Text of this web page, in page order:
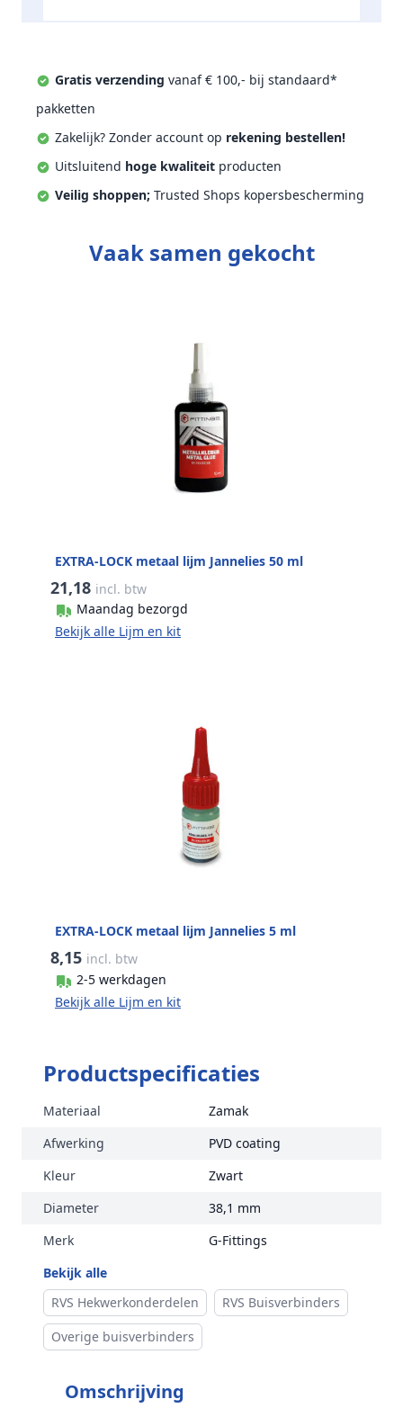
Gratis verzending vanaf € 100,- bij standaard*
pakketten
Zakelijk? Zonder account op rekening bestellen!
Uitsluitend hoge kwaliteit producten
Veilig shoppen; Trusted Shops kopersbescherming
Vaak samen gekocht
EXTRA-LOCK metaal lijm Jannelies 50 ml
21,18 incl. btw
Maandag bezorgd
Bekijk alle Lijm en kit
EXTRA-LOCK metaal lijm Jannelies 5 ml
8,15 incl. btw
2-5 werkdagen
Bekijk alle Lijm en kit
Productspecificaties
Materiaal
Zamak
Afwerking
PVD coating
Kleur
Zwart
Diameter
38,1 mm
Merk
G-Fittings
Bekijk alle
RVS Hekwerkonderdelen
RVS Buisverbinders
Overige buisverbinders
Omschrijving